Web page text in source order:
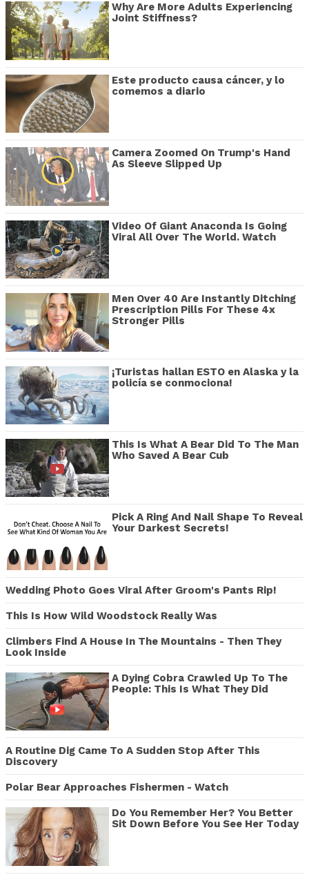
Why Are More Adults Experiencing
Joint Stiffness?
Este producto causa cáncer, y lo
comemos a diario
Camera Zoomed On Trump's Hand
As Sleeve Slipped Up
Video Of Giant Anaconda Is Going
Viral All Over The World. Watch
Men Over 40 Are Instantly Ditching
Prescription Pills For These 4x
Stronger Pills
¡Turistas hallan ESTO en Alaska y la
policía se conmociona!
This Is What A Bear Did To The Man
Who Saved A Bear Cub
Pick A Ring And Nail Shape To Reveal
Your Darkest Secrets!
Wedding Photo Goes Viral After Groom's Pants Rip!
This Is How Wild Woodstock Really Was
Climbers Find A House In The Mountains - Then They
Look Inside
A Dying Cobra Crawled Up To The
People: This Is What They Did
A Routine Dig Came To A Sudden Stop After This
Discovery
Polar Bear Approaches Fishermen - Watch
Do You Remember Her? You Better
Sit Down Before You See Her Today